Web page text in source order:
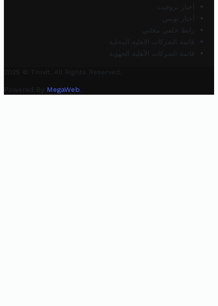
أخبار تروفيت
أخبار تونس
رابط خلفي مجاني
قائمة الشركات الأهلية المحلية
قائمة الشركات الأهلية الجهوية
2025 © Trovit. All Rights Reserved.
Powered By MegaWeb